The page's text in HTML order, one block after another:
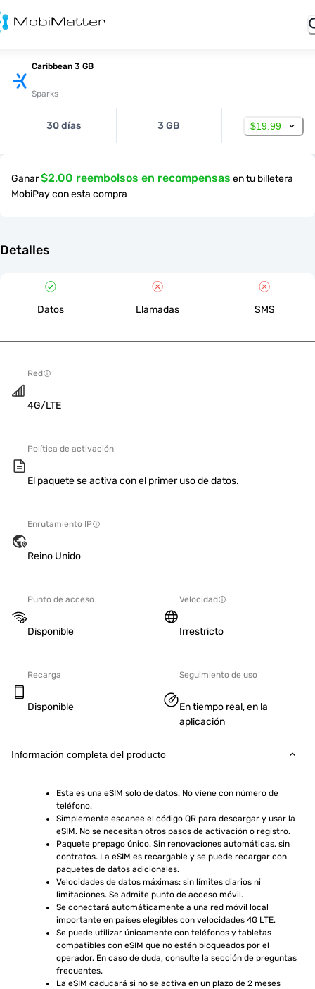
Caribbean 3 GB
Sparks
30 días 3 GB $19.99
Ganar$2.00 reembolsos en recompensas en tu billetera
MobiPay con esta compra
Detalles
Datos Llamadas SMS
Red
4G/LTE
Política de activación
El paquete se activa con el primer uso de datos.
Enrutamiento IP
Reino Unido
Punto de acceso
Disponible
Velocidad
Irrestricto
Recarga
Disponible
Seguimiento de uso
En tiempo real, en la
aplicación
Información completa del producto
Esta es una eSIM solo de datos. No viene con número de
teléfono.
Simplemente escanee el código QR para descargar y usar la
eSIM. No se necesitan otros pasos de activación o registro.
Paquete prepago único. Sin renovaciones automáticas, sin
contratos. La eSIM es recargable y se puede recargar con
paquetes de datos adicionales.
Velocidades de datos máximas: sin límites diarios ni
limitaciones. Se admite punto de acceso móvil.
Se conectará automáticamente a una red móvil local
importante en países elegibles con velocidades 4G LTE.
Se puede utilizar únicamente con teléfonos y tabletas
compatibles con eSIM que no estén bloqueados por el
operador. En caso de duda, consulte la sección de preguntas
frecuentes.
La eSIM caducará si no se activa en un plazo de 2 meses